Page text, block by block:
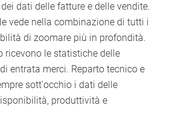
dati delle fatture e delle vendite.
vede nella combinazione di tutti i
di zoomare più in profondità.
ricevono le statistiche delle
entrata merci. Reparto tecnico e
sott'occhio i dati delle
produttività e